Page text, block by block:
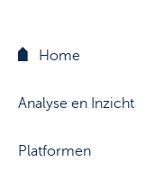
Home
Analyse en Inzicht
Platformen